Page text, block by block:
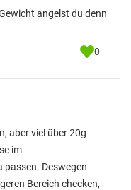
angelst du denn
0
aber viel über 20g
im
Deswegen
Bereich checken,